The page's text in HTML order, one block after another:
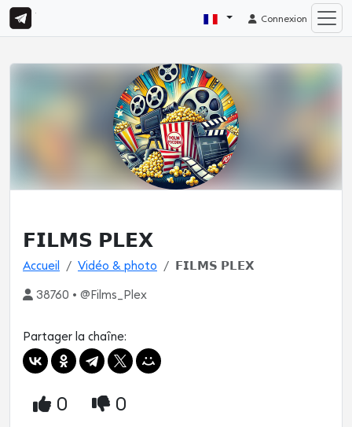
Connexion
𝗙𝗜𝗟𝗠𝗦 𝗣𝗟𝗘𝗫
Accueil Vidéo & photo 𝗙𝗜𝗟𝗠𝗦 𝗣𝗟𝗘𝗫
38760 • @Films_Plex
Partager la chaîne:
0 0